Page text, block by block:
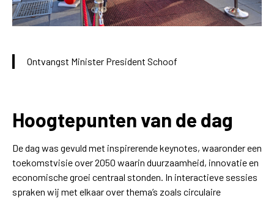
Ontvangst Minister President Schoof
Hoogtepunten van de dag
De dag was gevuld met inspirerende keynotes, waaronder een
toekomstvisie over 2050 waarin duurzaamheid, innovatie en
economische groei centraal stonden. In interactieve sessies
spraken wij met elkaar over thema’s zoals circulaire